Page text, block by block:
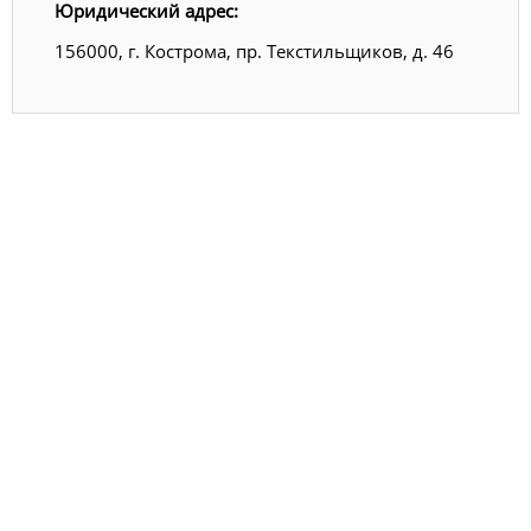
Юридический адрес:
156000, г. Кострома, пр. Текстильщиков, д. 46